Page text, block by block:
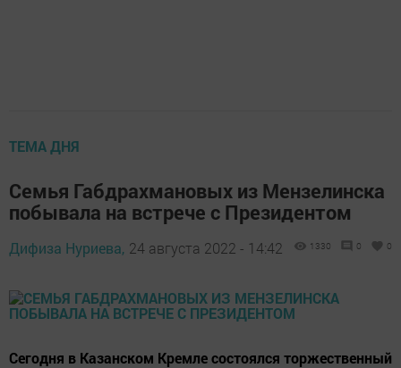
ТЕМА ДНЯ
Семья Габдрахмановых из Мензелинска
побывала на встрече с Президентом
Дифиза Нуриева, 24 августа 2022 - 14:42 1330 0 0
Сегодня в Казанском Кремле состоялся торжественный